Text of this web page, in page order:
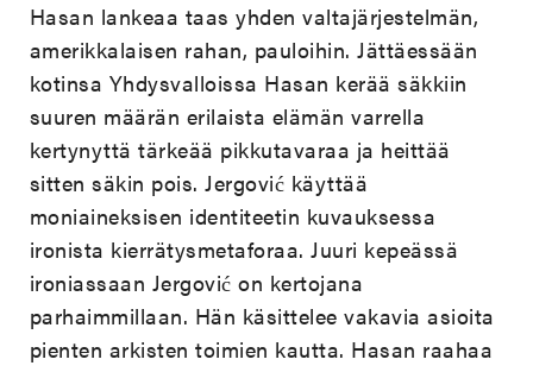
Hasan lankeaa taas yhden valtajärjestelmän,
amerikkalaisen rahan, pauloihin. Jättäessään
kotinsa Yhdysvalloissa Hasan kerää säkkiin
suuren määrän erilaista elämän varrella
kertynyttä tärkeää pikkutavaraa ja heittää
sitten säkin pois. Jergović käyttää
moniaineksisen identiteetin kuvauksessa
ironista kierrätysmetaforaa. Juuri kepeässä
ironiassaan Jergović on kertojana
parhaimmillaan. Hän käsittelee vakavia asioita
pienten arkisten toimien kautta. Hasan raahaa